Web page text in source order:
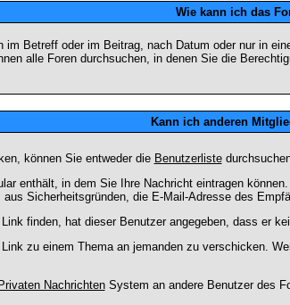
Wie kann ich das
Betreff oder im Beitrag, nach Datum oder nur in
alle Foren durchsuchen, in denen Sie die
Kann ich anderen
können Sie entweder die Benutzerliste
enthält, in dem Sie Ihre Nachricht eintragen
Sicherheitsgründen, die E-Mail-Adresse des
finden, hat dieser Benutzer angegeben, dass er
zu einem Thema an jemanden zu verschicken.
Privaten NachrichtenSystem an andere Benutzer des